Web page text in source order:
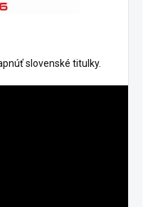
slovenské titulky.